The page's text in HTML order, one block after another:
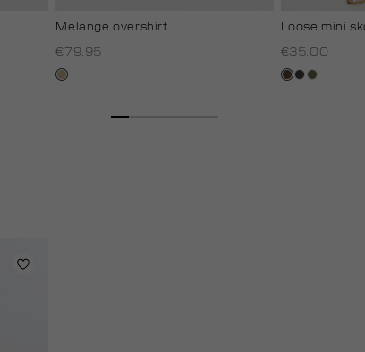
Melange overshirt
€79.95
zand
Loose mini
€35.00
donkerbruin
antraciet
groen,